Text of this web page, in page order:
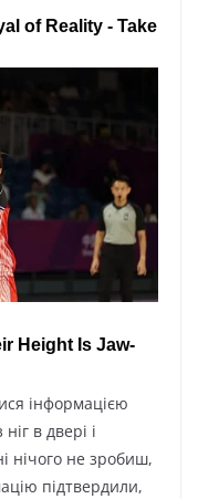
інформацією
в двері і
нічого не зробиш,
підтвердили,